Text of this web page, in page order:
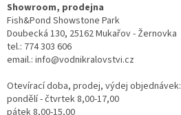
Showroom, prodejna
Fish&Pond Showstone Park
Doubecká 130, 25162 Mukařov - Žernovka
tel.: 774 303 606
email.: info@vodnikralovstvi.cz
Otevírací doba, prodej, výdej objednávek:
pondělí - čtvrtek 8,00-17,00